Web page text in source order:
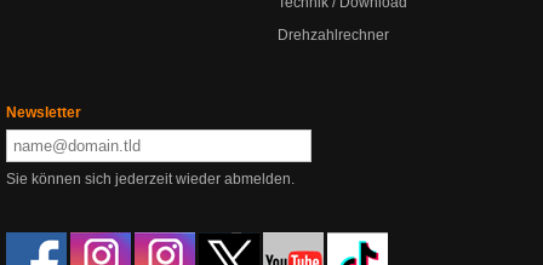
Drehzahlrechner
Newsletter
Sie können sich jederzeit wieder abmelden.